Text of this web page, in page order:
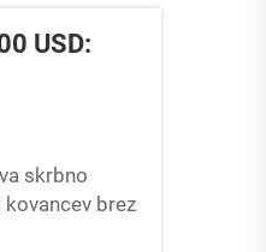
USD:
skrbno
brez